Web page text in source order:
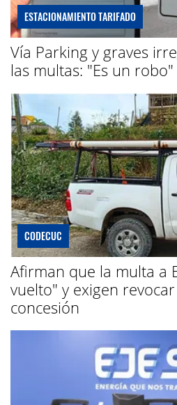
ESTACIONAMIENTO TARIFADO
Vía Parking y graves
las multas: "Es un robo"
CODECUC
Afirman que la multa a
vuelto" y exigen
concesión